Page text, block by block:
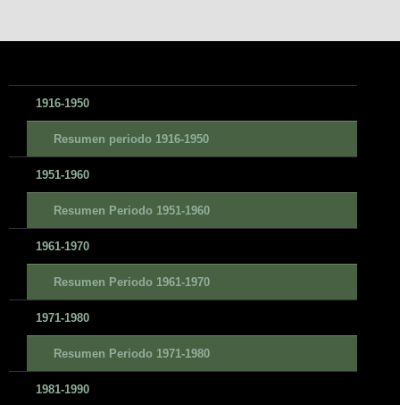
1916-1950
Resumen periodo 1916-1950
1951-1960
Resumen Periodo 1951-1960
1961-1970
Resumen Periodo 1961-1970
1971-1980
Resumen Periodo 1971-1980
1981-1990